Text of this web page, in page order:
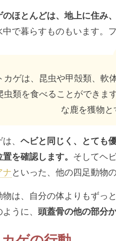
ほとんどは、地上に住み、
で暮らすものもいます。
カゲは、昆虫や甲殻類、軟
虫類を食べることができま
な鹿を獲物と
、 ヘビと同じく、とても
を確認します。 そしてヘ
ナといった、他の四足動物
物は、自分の体よりもずっ
うに、 頭蓋骨の他の部分